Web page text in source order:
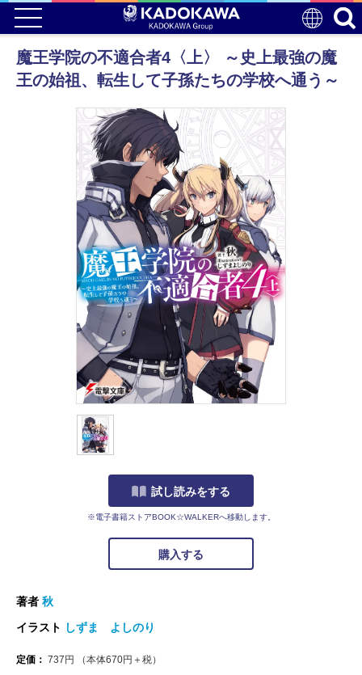
魔王学院の不適合者4〈上〉 ～史上最強の魔
王の始祖、転生して子孫たちの学校へ通う～
試し読みをする
※電子書籍ストアBOOK☆WALKERへ移動します。
購入する
著者 秋
イラスト しずま よしのり
定価： 737 円 （本体670円＋税）